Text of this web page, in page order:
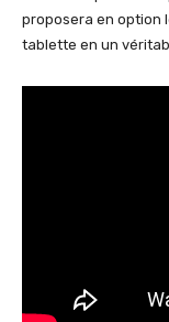
proposera en option
tablette en un